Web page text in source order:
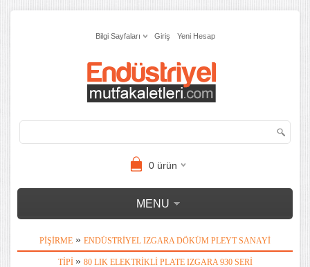
Bilgi Sayfaları Giriş Yeni Hesap
0ürün
MENU
PIŞIRME » ENDÜSTRIYEL IZGARA DÖKÜM PLEYT SANAYI
TIPI » 80 LIK ELEKTRIKLI PLATE IZGARA 930 SERI